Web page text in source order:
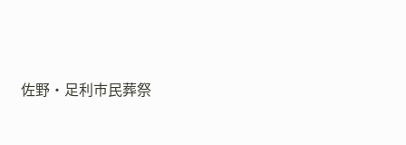
佐野・足利市民葬祭